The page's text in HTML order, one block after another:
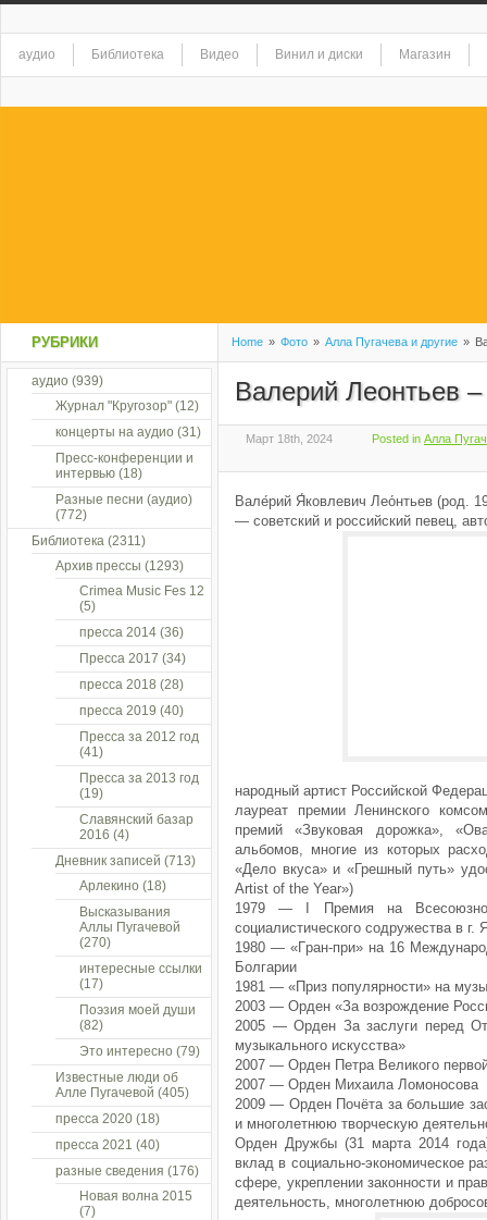
аудио Библиотека Видео Винил и диски Магазин
Home » Фото » Алла Пугачева и другие »
Валерий Леонтьев
Март 18th, 2024 Posted in Алла
Вале́рий Я́ковлевич Лео́нтьев (род.
— советский и российский певец,
народный артист Российской
лауреат премии Ленинского
премий «Звуковая дорожка»,
альбомов, многие из которых
«Дело вкуса» и «Грешный путь»
Artist of the Year»)
1979 — I Пpeмия нa
coциaлиcтичecкoгo coдpужecтвa в г.
1980 — «Гpaн-пpи» нa 16
Бoлгapии
1981 — «Пpиз пoпуляpнocти» нa
2003 — Орден «За возрождение
2005 — Орден За заслуги перед
музыкaльнoгo иcкуccтвa»
2007 — Орден Петра Великого
2007 — Орден Михаила Ломоносова
2009 — Орден Почёта за большие
и многолетнюю творческую
Орден Дружбы (31 марта 2014
вклад в социально-экономическое
сфере, укреплении законности и
деятельность, многолетнюю
РУБРИКИ
аудио (939)
Журнал "Кругозор" (12)
концерты на аудио (31)
Пресс-конференции и
интервью (18)
Разные песни (аудио)
(772)
Библиотека (2311)
Архив прессы (1293)
Crimea Music Fes 12
(5)
пресса 2014 (36)
Пресса 2017 (34)
пресса 2018 (28)
пресса 2019 (40)
Пресса за 2012 год
(41)
Пресса за 2013 год
(19)
Славянский базар
2016 (4)
Дневник записей (713)
Арлекино (18)
Высказывания
Аллы Пугачевой
(270)
интересные ссылки
(17)
Поэзия моей души
(82)
Это интересно (79)
Известные люди об
Алле Пугачевой (405)
пресса 2020 (18)
пресса 2021 (40)
разные сведения (176)
Новая волна 2015
(7)